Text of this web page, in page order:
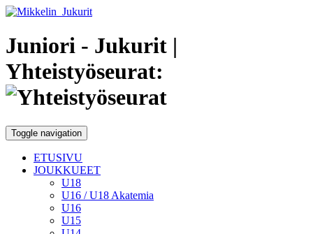
Juniori - Jukurit |
Yhteistyöseurat:
Toggle navigation
ETUSIVU
JOUKKUEET
U18
U16 / U18 Akatemia
U16
U15